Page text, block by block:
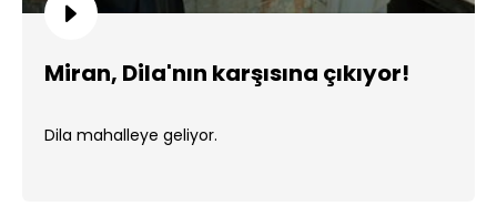
Miran, Dila'nın karşısına çıkıyor!
Dila mahalleye geliyor.